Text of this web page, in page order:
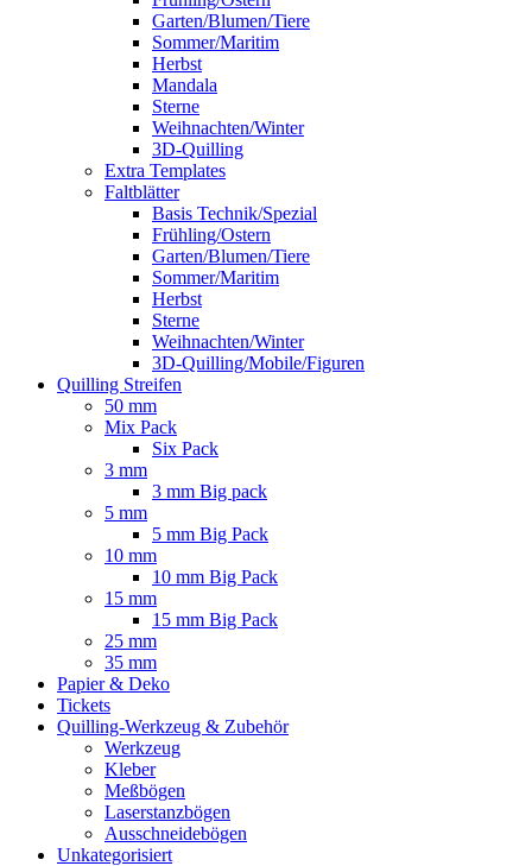
Garten/Blumen/Tiere
Sommer/Maritim
Herbst
Mandala
Sterne
Weihnachten/Winter
3D-Quilling
Extra Templates
Faltblätter
Basis Technik/Spezial
Frühling/Ostern
Garten/Blumen/Tiere
Sommer/Maritim
Herbst
Sterne
Weihnachten/Winter
3D-Quilling/Mobile/Figuren
Quilling Streifen
50 mm
Mix Pack
Six Pack
3 mm
3 mm Big pack
5 mm
5 mm Big Pack
10 mm
10 mm Big Pack
15 mm
15 mm Big Pack
25 mm
35 mm
Papier & Deko
Tickets
Quilling-Werkzeug & Zubehör
Werkzeug
Kleber
Meßbögen
Laserstanzbögen
Ausschneidebögen
Unkategorisiert